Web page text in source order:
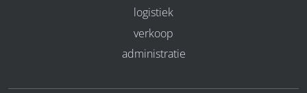
logistiek
verkoop
administratie